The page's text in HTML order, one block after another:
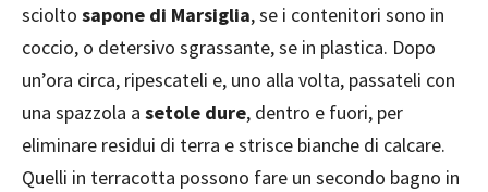
sciolto sapone di Marsiglia, se i contenitori sono in
coccio, o detersivo sgrassante, se in plastica. Dopo
un’ora circa, ripescateli e, uno alla volta, passateli con
una spazzola a setole dure, dentro e fuori, per
eliminare residui di terra e strisce bianche di calcare.
Quelli in terracotta possono fare un secondo bagno in